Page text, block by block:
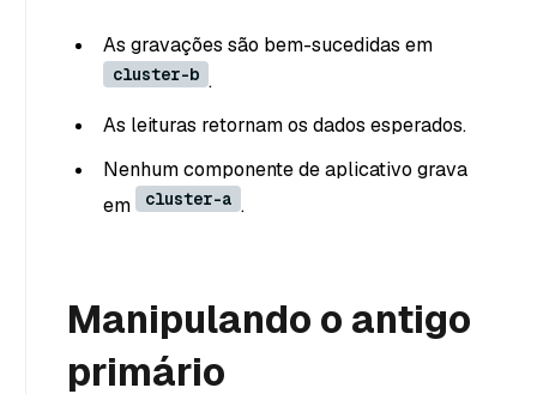
As gravações são bem-sucedidas em
cluster-b .
As leituras retornam os dados esperados.
Nenhum componente de aplicativo grava
em
cluster-a .
Manipulando o antigo
primário